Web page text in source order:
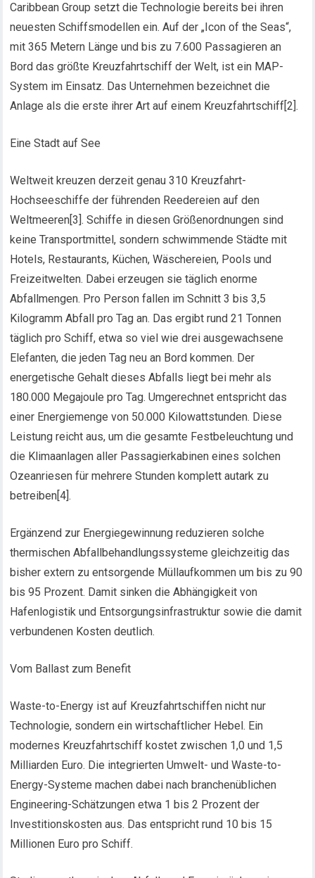
Caribbean Group setzt die Technologie bereits bei ihren
neuesten Schiffsmodellen ein. Auf der „Icon of the Seas“,
mit 365 Metern Länge und bis zu 7.600 Passagieren an
Bord das größte Kreuzfahrtschiff der Welt, ist ein MAP-
System im Einsatz. Das Unternehmen bezeichnet die
Anlage als die erste ihrer Art auf einem Kreuzfahrtschiff[2].
Eine Stadt auf See
Weltweit kreuzen derzeit genau 310 Kreuzfahrt-
Hochseeschiffe der führenden Reedereien auf den
Weltmeeren[3]. Schiffe in diesen Größenordnungen sind
keine Transportmittel, sondern schwimmende Städte mit
Hotels, Restaurants, Küchen, Wäschereien, Pools und
Freizeitwelten. Dabei erzeugen sie täglich enorme
Abfallmengen. Pro Person fallen im Schnitt 3 bis 3,5
Kilogramm Abfall pro Tag an. Das ergibt rund 21 Tonnen
täglich pro Schiff, etwa so viel wie drei ausgewachsene
Elefanten, die jeden Tag neu an Bord kommen. Der
energetische Gehalt dieses Abfalls liegt bei mehr als
180.000 Megajoule pro Tag. Umgerechnet entspricht das
einer Energiemenge von 50.000 Kilowattstunden. Diese
Leistung reicht aus, um die gesamte Festbeleuchtung und
die Klimaanlagen aller Passagierkabinen eines solchen
Ozeanriesen für mehrere Stunden komplett autark zu
betreiben[4].
Ergänzend zur Energiegewinnung reduzieren solche
thermischen Abfallbehandlungssysteme gleichzeitig das
bisher extern zu entsorgende Müllaufkommen um bis zu 90
bis 95 Prozent. Damit sinken die Abhängigkeit von
Hafenlogistik und Entsorgungsinfrastruktur sowie die damit
verbundenen Kosten deutlich.
Vom Ballast zum Benefit
Waste-to-Energy ist auf Kreuzfahrtschiffen nicht nur
Technologie, sondern ein wirtschaftlicher Hebel. Ein
modernes Kreuzfahrtschiff kostet zwischen 1,0 und 1,5
Milliarden Euro. Die integrierten Umwelt- und Waste-to-
Energy-Systeme machen dabei nach branchenüblichen
Engineering-Schätzungen etwa 1 bis 2 Prozent der
Investitionskosten aus. Das entspricht rund 10 bis 15
Millionen Euro pro Schiff.